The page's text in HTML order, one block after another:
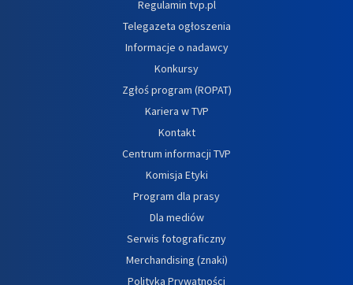
Regulamin tvp.pl
Telegazeta ogłoszenia
Informacje o nadawcy
Konkursy
Zgłoś program (ROPAT)
Kariera w TVP
Kontakt
Centrum informacji TVP
Komisja Etyki
Program dla prasy
Dla mediów
Serwis fotograficzny
Merchandising (znaki)
Polityka Prywatności